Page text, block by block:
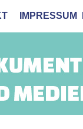
IMPRESSUM